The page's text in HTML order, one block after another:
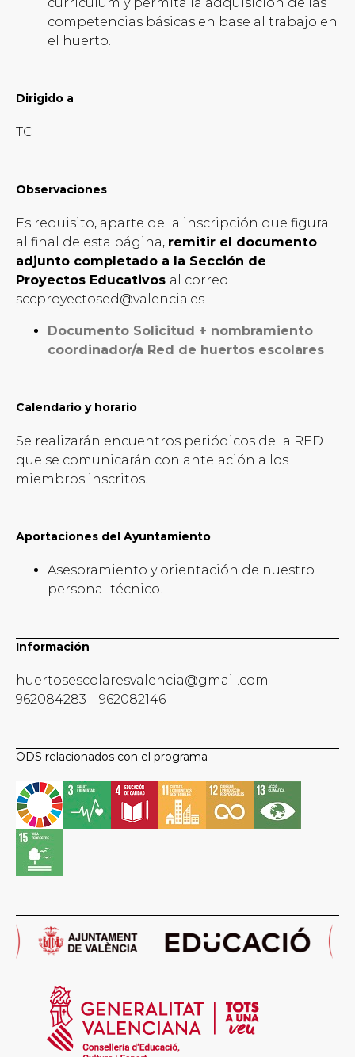
competencias básicas en base al trabajo en
el huerto.
Dirigido a
TC
Observaciones
Es requisito, aparte de la inscripción que figura
al final de esta página, remitir el documento
adjunto completado a la Sección de
Proyectos Educativos al correo
sccproyectosed@valencia.es
Documento Solicitud + nombramiento
coordinador/a Red de huertos escolares
Calendario y horario
Se realizarán encuentros periódicos de la RED
que se comunicarán con antelación a los
miembros inscritos.
Aportaciones del Ayuntamiento
Asesoramiento y orientación de nuestro
personal técnico.
Información
huertosescolaresvalencia@gmail.com
962084283 – 962082146
ODS relacionados con el programa